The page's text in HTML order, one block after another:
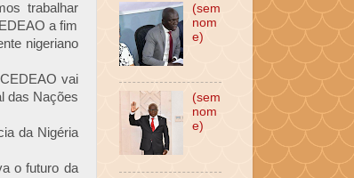
trabalhar
a fim
nigeriano
vai
das Nações
da Nigéria
o futuro da
(sem
nom
e)
(sem
nom
e)